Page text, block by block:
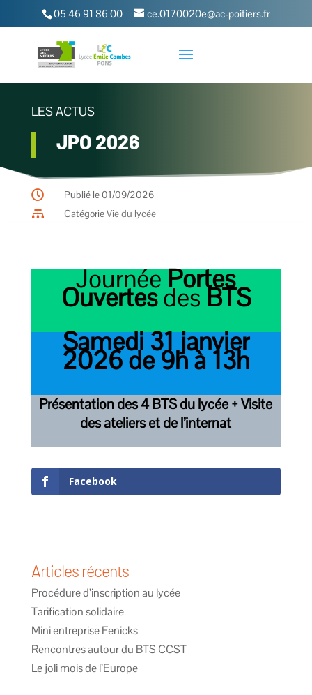
05 46 91 86 00 ce.0170020e@ac-poitiers.fr
LES ACTUS
JPO 2026

Publié le 01/09/2026

CatégorieVie du lycée
JournéePortes
OuvertesdesBTS
Samedi 31 janvier
2026 de 9h à 13h
Présentation des 4 BTS du lycée + Visite
des ateliers et de l’internat
Facebook
Articles récents
Procédure d’inscription au lycée
Tarification solidaire
Mini entreprise Fenicks
Rencontres autour du BTS CCST
Le joli mois de l’Europe